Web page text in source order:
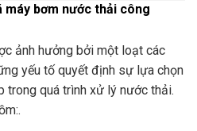
máy bơm nước thải công
ảnh hưởng bởi một loạt các
yếu tố quyết định sự lựa chọn
trong quá trình xử lý nước thải.